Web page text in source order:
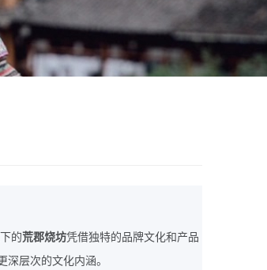
的荒郡烧坊凭借独特的品牌文化和产品
深层次的文化内涵。